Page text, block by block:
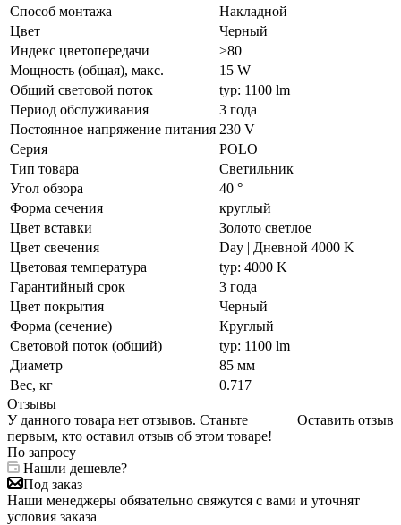
Способ монтажа
Накладной
Цвет
Черный
Индекс цветопередачи
>80
Мощность (общая), макс.
15 W
Общий световой поток
typ: 1100 lm
Период обслуживания
3 года
Постоянное напряжение питания 230 V
Серия
POLO
Тип товара
Светильник
Угол обзора
40 °
Форма сечения
круглый
Цвет вставки
Золото светлое
Цвет свечения
Day | Дневной 4000 K
Цветовая температура
typ: 4000 K
Гарантийный срок
3 года
Цвет покрытия
Черный
Форма (сечение)
Круглый
Световой поток (общий)
typ: 1100 lm
Диаметр
85 мм
Вес, кг
0.717
Отзывы
Оставить отзыв
У данного товара нет отзывов. Станьте
первым, кто оставил отзыв об этом товаре!
По запросу
Нашли дешевле?
Под заказ
Наши менеджеры обязательно свяжутся с вами и уточнят
условия заказа